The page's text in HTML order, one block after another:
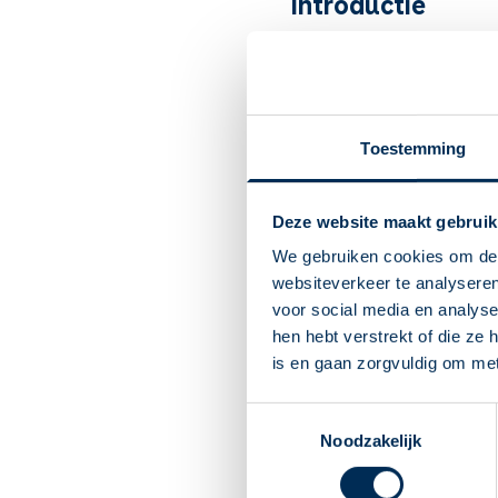
Toestemming
Deze website maakt
We gebruiken cookies om
websiteverkeer te
voor social media en
hen hebt verstrekt of die ze
is en gaan zorgvuldig om
Noodzakelijk
MAC-infecties.
Belangrijk om
Bij tuberculose (tbc)
Slik de tablet met een
Maak de hele kuur af.
Bijwerkingen:
opeens een stuk
U kunt last krijgen van
U mag dit medicijn